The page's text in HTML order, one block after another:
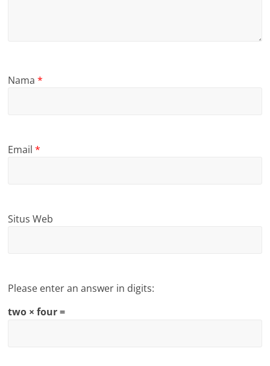
Nama*
Email*
Situs Web
Please enter an answer in digits:
two × four =